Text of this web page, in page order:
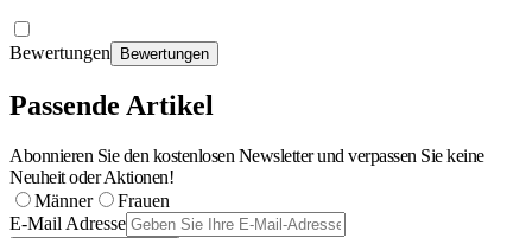
Bewertungen Bewertungen
Passende Artikel
Abonnieren Sie den kostenlosen Newsletter und verpassen Sie keine
Neuheit oder Aktionen!
Männer
Frauen
E-Mail Adresse